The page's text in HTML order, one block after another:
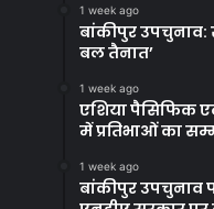
1 week ago
बांकीपुर उपचुनाव:
बल तैनात’
1 week ago
एशिया पैसिफिक
में प्रतिभाओं का
1 week ago
बांकीपुर उपचुनाव